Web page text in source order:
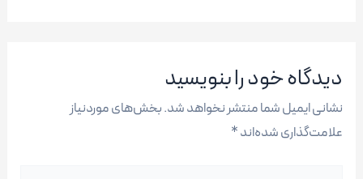
دیدگاه‌ خود را بنویسید
نشانی ایمیل شما منتشر نخواهد شد.بخش‌های موردنیاز
علامت‌گذاری شده‌اند*